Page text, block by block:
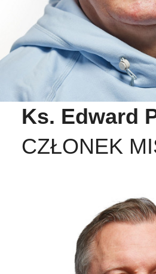
Ks. Edward
CZŁONEK